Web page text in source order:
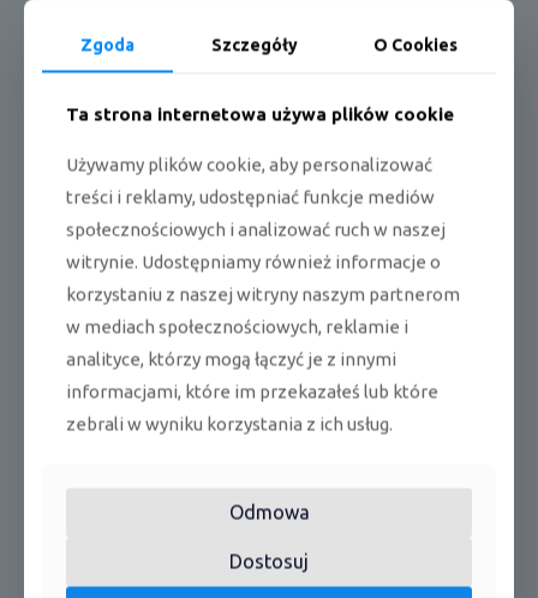
Cena katalogowa netto
Gree Konsola CO09
Rotenso Konsola Aneru
A35X
4799zł
Rotenso Konsola Aneru
AN50X
4999zł
Zgoda Szczegóły O Cookies
Ta strona internetowa używa plików cookie
Używamy plików cookie, aby personalizować
treści i reklamy, udostępniać funkcje mediów
społecznościowych i analizować ruch w naszej
witrynie. Udostępniamy również informacje o
korzystaniu z naszej witryny naszym partnerom
w mediach społecznościowych, reklamie i
analityce, którzy mogą łączyć je z innymi
informacjami, które im przekazałeś lub które
zebrali w wyniku korzystania z ich usług.
Odmowa
Dostosuj